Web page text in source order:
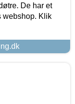
De har et
webshop. Klik